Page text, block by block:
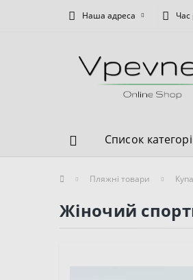
Наша адреса Час
Список
Пляжні товари
Жіночий